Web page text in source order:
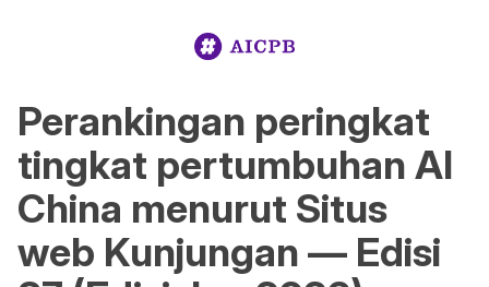
Perankingan peringkat
tingkat pertumbuhan AI
China menurut Situs
web Kunjungan — Edisi